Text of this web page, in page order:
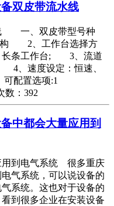
双皮带流水线
一、双皮带型号种
2、工作台选择方
长条工作台; 3、流道
、速度设定：恒速、
配置选项:1
数：392
中都会大量应用到
用到电气系统 很多重庆
气系统，可以说设备的
系统。这也对于设备的
到很多企业在安装设备